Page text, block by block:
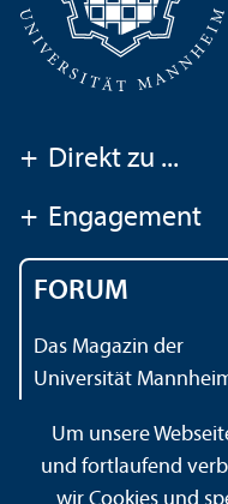
+ Direkt zu ...
+ Engagement
FORUM
Das Magazin der
Universität
Kontakt Impressum
Um unsere
und fortlaufend